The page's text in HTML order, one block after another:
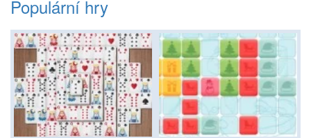
Populární hry